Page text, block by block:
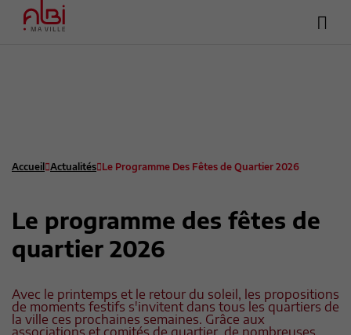
Accueil Actualités Le Programme Des Fêtes de Quartier 2026
Le programme des fêtes de
quartier 2026
Avec le printemps et le retour du soleil, les propositions
de moments festifs s'invitent dans tous les quartiers de
la ville ces prochaines semaines. Grâce aux
associations et comités de quartier, de nombreuses